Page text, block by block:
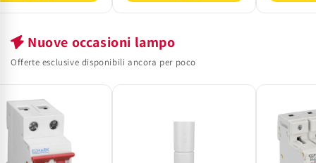
Nuove occasioni lampo
Offerte esclusive disponibili ancora per poco